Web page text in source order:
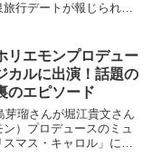
行デートが報じられ、
イベントも開催され、特
...
リエモンプロデュー
カルに出演！話題の
のエピソード
芽瑠さんが堀江貴文さん
ン）プロデュースのミュ
マス・キャロル」に出